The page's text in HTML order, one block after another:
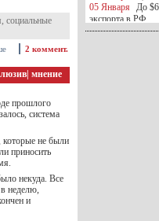
, социальные
2 коммент.
мнение
прошлого
система
не были
приносить
некуда. Все
неделю,
и
05 Января
До
экспорта в РФ
05 Января
Киев